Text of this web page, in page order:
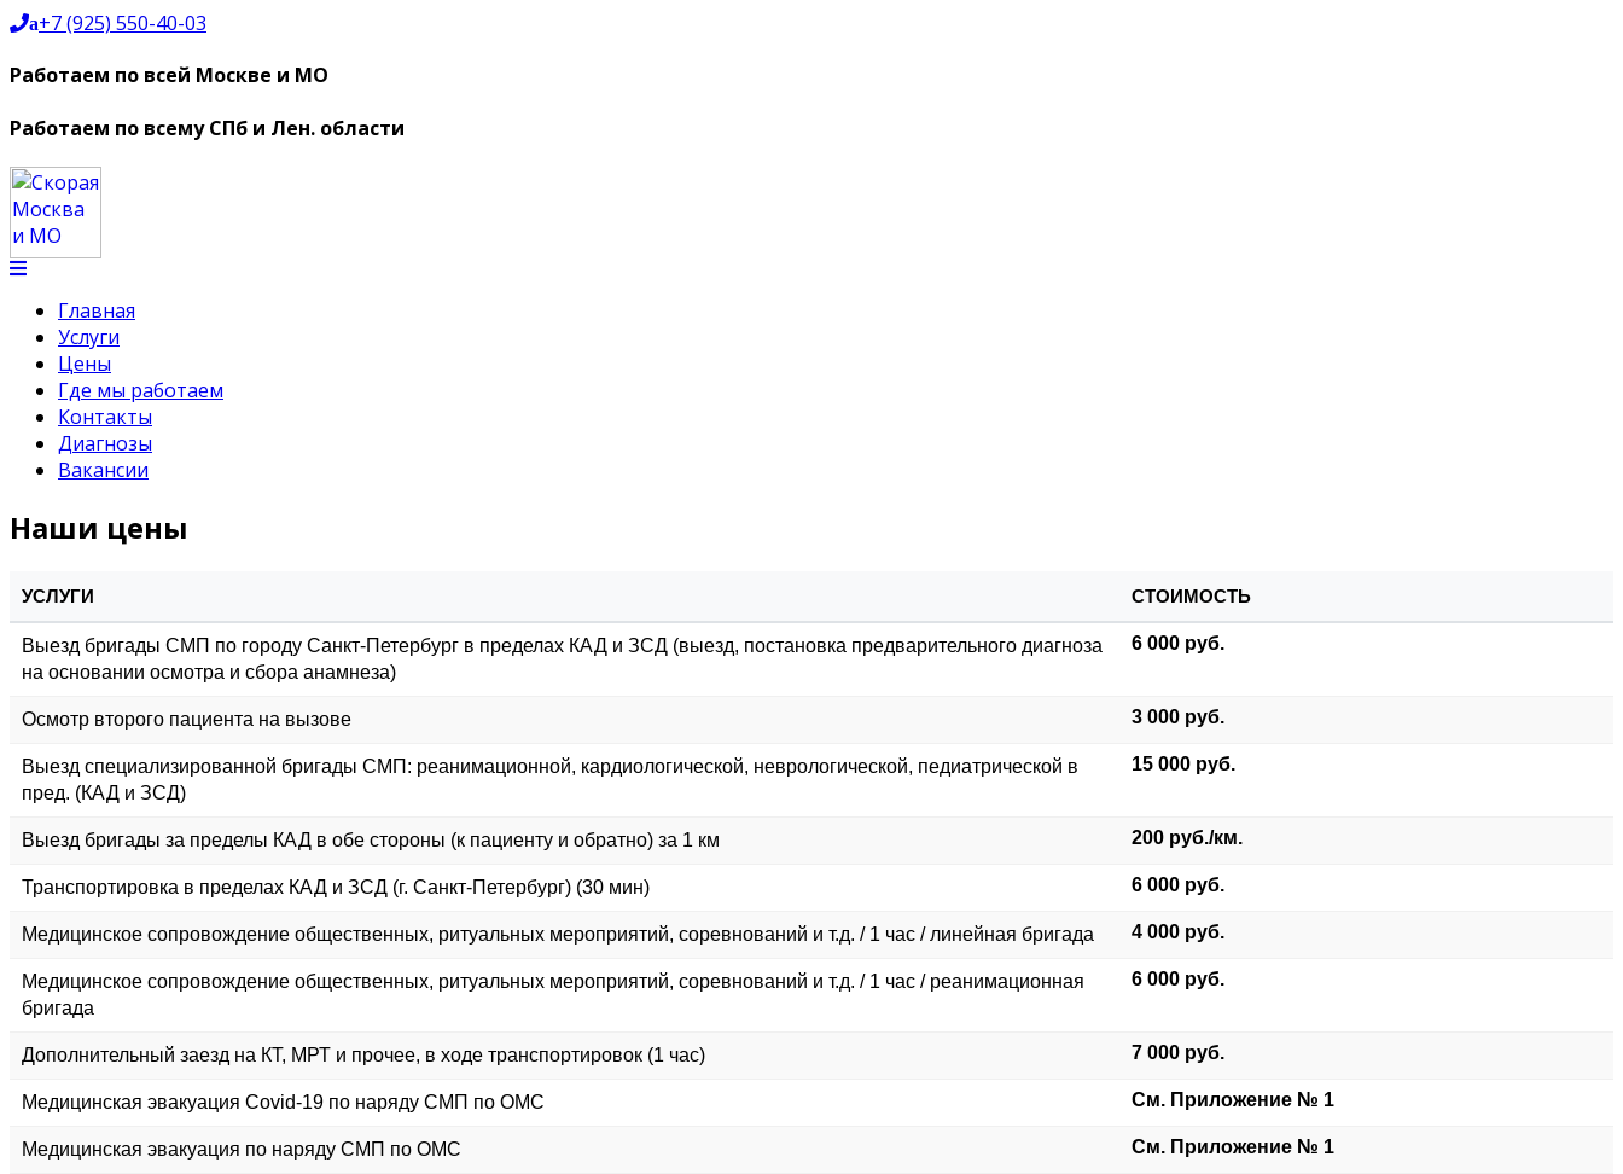
a+7 (925) 550-40-03
Работаем по всей Москве и МО
Работаем по всему СПб и Лен. области
Главная
Услуги
Цены
Где мы работаем
Контакты
Диагнозы
Вакансии
Наши цены
УСЛУГИ СТОИМОСТЬ
Выезд бригады СМП по городу Санкт-Петербург в пределах КАД и ЗСД (выезд, постановка предварительного диагноза
на основании осмотра и сбора анамнеза)
6 000 руб.
Осмотр второго пациента на вызове 3 000 руб.
Выезд специализированной бригады СМП: реанимационной, кардиологической, неврологической, педиатрической в
пред. (КАД и ЗСД)
15 000 руб.
Выезд бригады за пределы КАД в обе стороны (к пациенту и обратно) за 1 км 200 руб./км.
Транспортировка в пределах КАД и ЗСД (г. Санкт-Петербург) (30 мин) 6 000 руб.
Медицинское сопровождение общественных, ритуальных мероприятий, соревнований и т.д. / 1 час / линейная бригада 4 000 руб.
Медицинское сопровождение общественных, ритуальных мероприятий, соревнований и т.д. / 1 час / реанимационная
бригада
6 000 руб.
Дополнительный заезд на КТ, МРТ и прочее, в ходе транспортировок (1 час) 7 000 руб.
Медицинская эвакуация Covid-19 по наряду СМП по ОМС См. Приложение № 1
Медицинская эвакуация по наряду СМП по ОМС См. Приложение № 1